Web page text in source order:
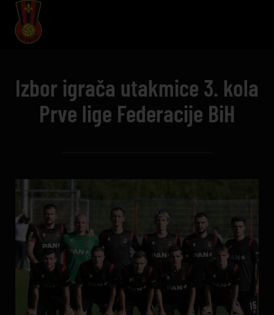
Izbor igrača utakmice 3. kola
Prve lige Federacije BiH